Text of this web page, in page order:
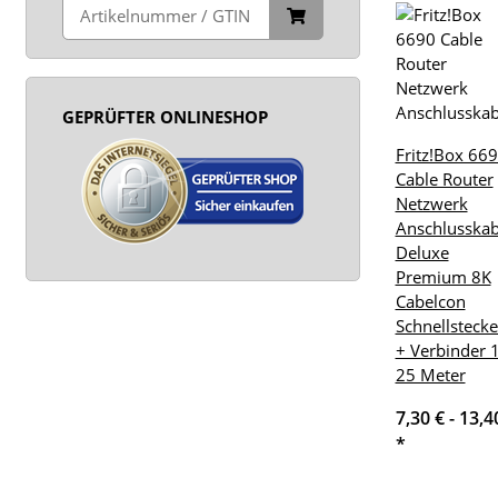
Fritz!Box
Cable Router
Netzwerk
Deluxe
Premium 8K
Cabelcon
+ Verbinder
25 Meter
7,30 € -
*
GEPRÜFTER ONLINESHOP